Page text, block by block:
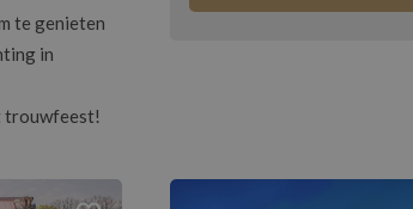
te genieten
in
trouwfeest!